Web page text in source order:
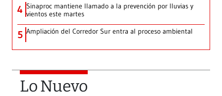
4 Sinaproc mantiene llamado a la prevención por lluvias y
vientos este martes
5 Ampliación del Corredor Sur entra al proceso ambiental
Lo Nuevo